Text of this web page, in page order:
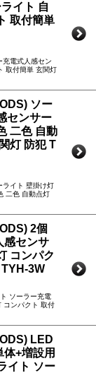
イト 自
取付簡単
充電式人感セン
取付簡単 玄関灯
ソー
センサー
二色 自動
灯 防犯 T
ライト 壁掛け灯
二色 自動点灯
2個
感センサ
コンパク
TYH-3W
ソーラー充電
コンパクト 取付
LED
体+増設用
イト ソー